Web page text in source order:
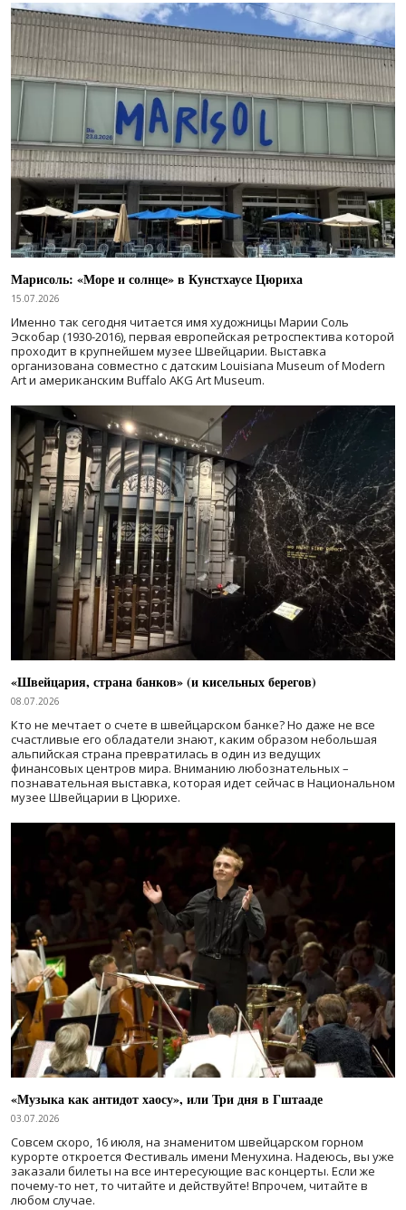
Марисоль: «Море и солнце» в Кунстхаусе Цюриха
15.07.2026
Именно так сегодня читается имя художницы Марии Соль
Эскобар (1930-2016), первая европейская ретроспектива которой
проходит в крупнейшем музее Швейцарии. Выставка
организована совместно с датским Louisiana Museum of Modern
Art и американским Buffalo AKG Art Museum.
«Швейцария, страна банков» (и кисельных берегов)
08.07.2026
Кто не мечтает о счете в швейцарском банке? Но даже не все
счастливые его обладатели знают, каким образом небольшая
альпийская страна превратилась в один из ведущих
финансовых центров мира. Вниманию любознательных –
познавательная выставка, которая идет сейчас в Национальном
музее Швейцарии в Цюрихе.
«Музыка как антидот хаосу», или Три дня в Гштааде
03.07.2026
Совсем скоро, 16 июля, на знаменитом швейцарском горном
курорте откроется Фестиваль имени Менухина. Надеюсь, вы уже
заказали билеты на все интересующие вас концерты. Если же
почему-то нет, то читайте и действуйте! Впрочем, читайте в
любом случае.